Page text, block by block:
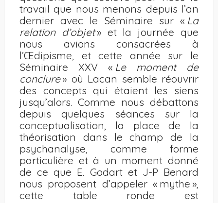
travail que nous menons depuis l’an
dernier avec le Séminaire sur « La
relation d’objet» et la journée que
nous avions consacrées à
l’Œdipisme, et cette année sur le
Séminaire XXV « Le moment de
conclure» où Lacan semble réouvrir
des concepts qui étaient les siens
jusqu’alors. Comme nous débattons
depuis quelques séances sur la
conceptualisation, la place de la
théorisation dans le champ de la
psychanalyse, comme forme
particulière et à un moment donné
de ce que E. Godart et J-P Benard
nous proposent d’appeler « mythe »,
cette table ronde est